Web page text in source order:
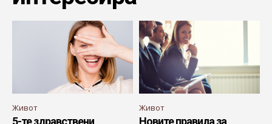
Живот
5-те здравствени
Живот
Новите правила за